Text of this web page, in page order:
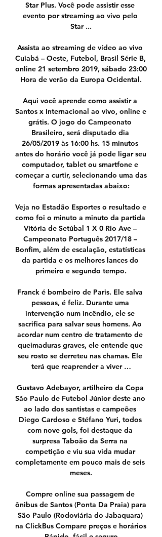
Star Plus. Você pode assistir esse
evento por streaming ao vivo pelo
Star ...
Assista ao streaming de vídeo ao vivo
Cuiabá – Oeste, Futebol, Brasil Série B,
online 21 setembro 2019, sábado 23:00
Hora de verão da Europa Ocidental.
Aqui você aprende como assistir a
Santos x Internacional ao vivo, online e
grátis. O jogo do Campeonato
Brasileiro, será disputado dia
26/05/2019 às 16:00 hs. 15 minutos
antes do horário você já pode ligar seu
computador, tablet ou smartfone e
começar a curtir, selecionando uma das
formas apresentadas abaixo:
Veja no Estadão Esportes o resultado e
como foi o minuto a minuto da partida
Vitória de Setúbal 1 X 0 Rio Ave –
Campeonato Português 2017/18 –
Bonfim, além de escalação, estatísticas
da partida e os melhores lances do
primeiro e segundo tempo.
Franck é bombeiro de Paris. Ele salva
pessoas, é feliz. Durante uma
intervenção num incêndio, ele se
sacrifica para salvar seus homens. Ao
acordar num centro de tratamento de
queimaduras graves, ele entende que
seu rosto se derreteu nas chamas. Ele
terá que reaprender a viver …
Gustavo Adebayor, artilheiro da Copa
São Paulo de Futebol Júnior deste ano
ao lado dos santistas e campeões
Diego Cardoso e Stéfano Yuri, todos
com nove gols, foi destaque da
surpresa Taboão da Serra na
competição e viu sua vida mudar
completamente em pouco mais de seis
meses.
Compre online sua passagem de
ônibus de Santos (Ponta Da Praia) para
São Paulo (Rodoviária do Jabaquara)
na ClickBus Compare preços e horários